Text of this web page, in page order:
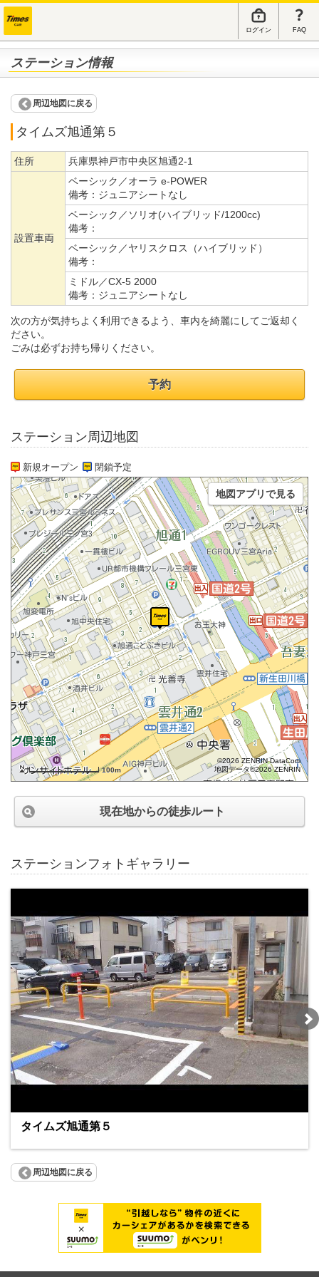
ログイン FAQ
ステーション情報
周辺地図に戻る
タイムズ旭通第５
住所 兵庫県神戸市中央区旭通2-1
設置車両
ベーシック／オーラ e-POWER
備考： ジュニアシートなし
ベーシック／ソリオ(ハイブリッド/1200cc)
備考：
ベーシック／ヤリスクロス（ハイブリッド）
備考：
ミドル／CX-5 2000
備考： ジュニアシートなし
次の方が気持ちよく利用できるよう、車内を綺麗にしてご返却く
ださい。
ごみは必ずお持ち帰りください。
予約
ステーション周辺地図
新規オープン 閉鎖予定
100m
©2026 ZENRIN DataCom
地図データ©2026 ZENRIN
地図アプリで見る
現在地からの徒歩ルート
ステーションフォトギャラリー
タイムズ旭通第５
周辺地図に戻る